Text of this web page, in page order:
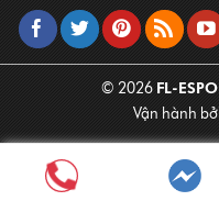
© 2026 FL-
Vận hành